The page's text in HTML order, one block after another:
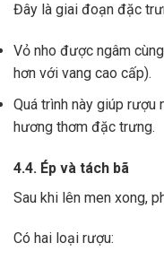
Đây là giai đoạn đặc
Vỏ nho được ngâm
hơn với vang cao cấp).
Quá trình này giúp rượu
hương thơm đặc trưng.
4.4. Ép và tách bã
Sau khi lên men xong,
Có hai loại rượu: